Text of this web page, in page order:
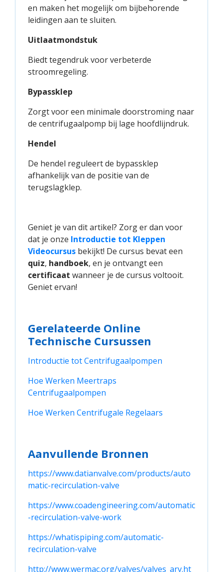
en maken het mogelijk om bijbehorende
leidingen aan te sluiten.
Uitlaatmondstuk
Biedt tegendruk voor verbeterde
stroomregeling.
Bypassklep
Zorgt voor een minimale doorstroming naar
de centrifugaalpomp bij lage hoofdlijndruk.
Hendel
De hendel reguleert de bypassklep
afhankelijk van de positie van de
terugslagklep.
Geniet je van dit artikel? Zorg er dan voor
dat je onze Introductie tot Kleppen
Videocursus bekijkt! De cursus bevat een
quiz, handboek, en je ontvangt een
certificaat wanneer je de cursus voltooit.
Geniet ervan!
Gerelateerde Online
Technische Cursussen
Introductie tot Centrifugaalpompen
Hoe Werken Meertraps
Centrifugaalpompen
Hoe Werken Centrifugale Regelaars
Aanvullende Bronnen
https://www.datianvalve.com/products/auto
matic-recirculation-valve
https://www.coadengineering.com/automatic
-recirculation-valve-work
https://whatispiping.com/automatic-
recirculation-valve
http://www.wermac.org/valves/valves_arv.ht